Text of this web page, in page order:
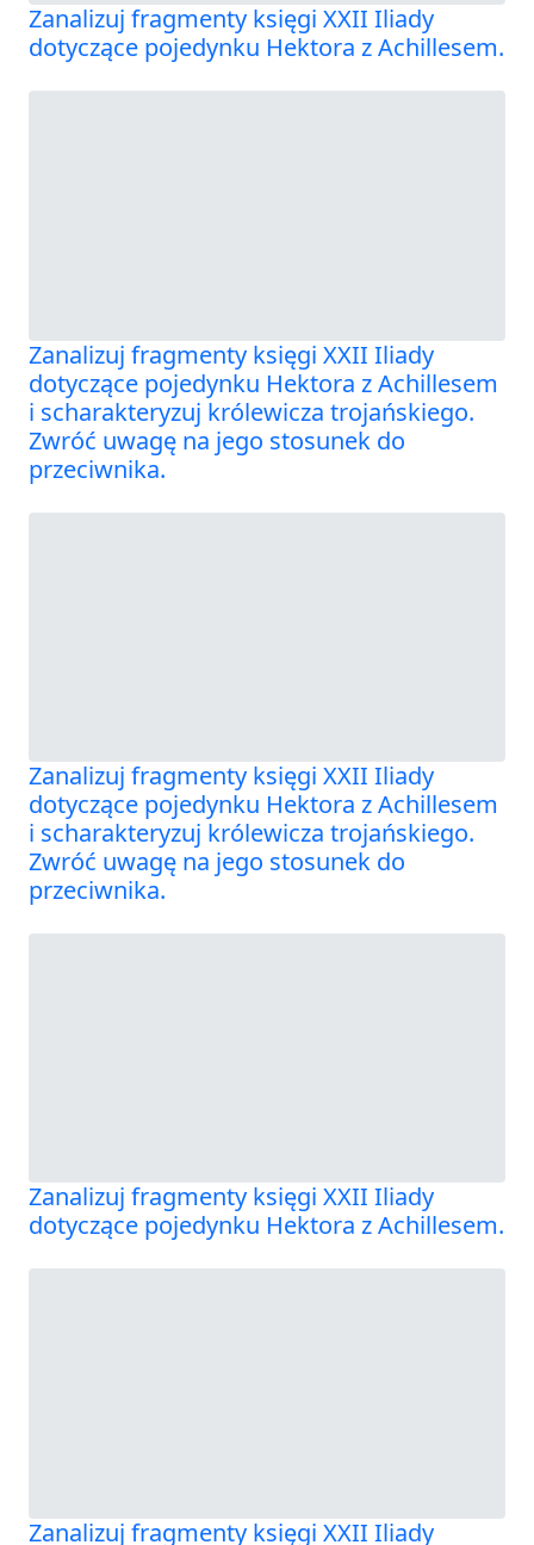
Zanalizuj fragmenty księgi XXII Iliady
dotyczące pojedynku Hektora z Achillesem.
Zanalizuj fragmenty księgi XXII Iliady
dotyczące pojedynku Hektora z Achillesem
i scharakteryzuj królewicza trojańskiego.
Zwróć uwagę na jego stosunek do
przeciwnika.
Zanalizuj fragmenty księgi XXII Iliady
dotyczące pojedynku Hektora z Achillesem
i scharakteryzuj królewicza trojańskiego.
Zwróć uwagę na jego stosunek do
przeciwnika.
Zanalizuj fragmenty księgi XXII Iliady
dotyczące pojedynku Hektora z Achillesem.
Zanalizuj fragmenty księgi XXII Iliady